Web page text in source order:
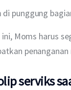
punggung
Moms harus
penanganan
serviks